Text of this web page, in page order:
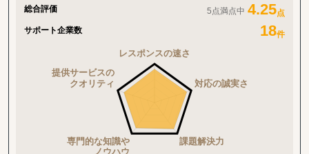
総合評価 5点満点中 4.25点
サポート企業数
18件